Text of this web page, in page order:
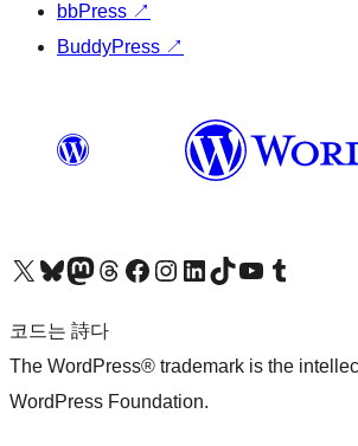
bbPress ↗
BuddyPress ↗
X(이전 트위터) 계정 방문하기블루스카이 계정 방문하기마스토돈 계정 방문하기스레드 계정 방문하기 페이스북 페이지 방문하기인스타그램 계정 방문하기 LinkedIn 계정 방문하기틱톡 계정 방문하기유튜브 채널 방문하기 텀블러 계정 방문하기
코드는 詩다
The WordPress® trademark is the
WordPress Foundation.